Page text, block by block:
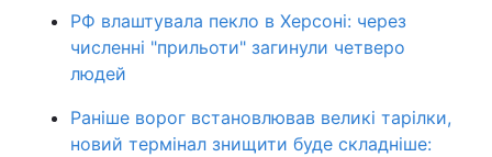
РФ влаштувала пекло в Херсоні: через
численні "прильоти" загинули четверо
людей
Раніше ворог встановлював великі тарілки,
новий термінал знищити буде складніше: